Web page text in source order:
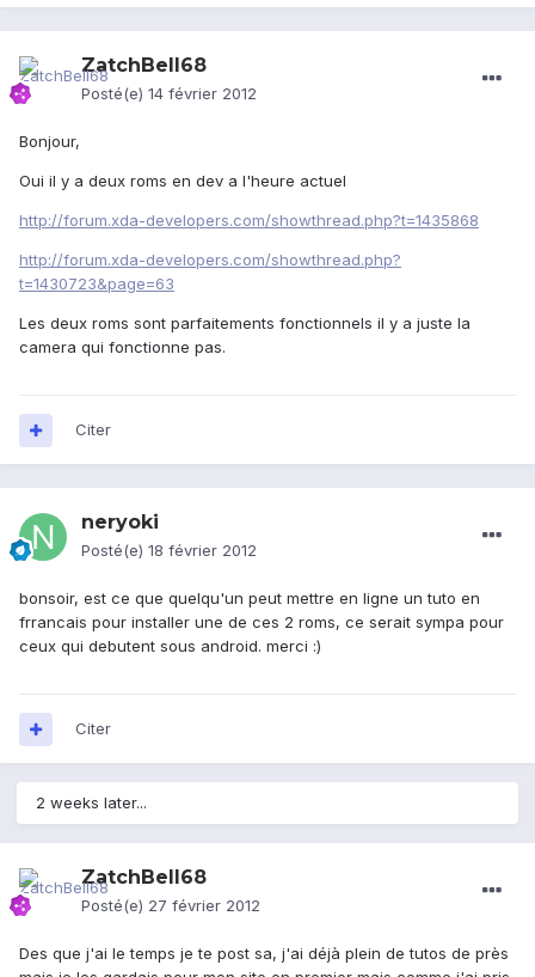
ZatchBell68
Posté(e) 14 février 2012
Bonjour,
Oui il y a deux roms en dev a l'heure actuel
http://forum.xda-developers.com/showthread.php?t=1435868
http://forum.xda-developers.com/showthread.php?
t=1430723&page=63
Les deux roms sont parfaitements fonctionnels il y a juste la
camera qui fonctionne pas.
Citer
neryoki
Posté(e) 18 février 2012
bonsoir, est ce que quelqu'un peut mettre en ligne un tuto en
frrancais pour installer une de ces 2 roms, ce serait sympa pour
ceux qui debutent sous android. merci :)
Citer
2 weeks later...
ZatchBell68
Posté(e) 27 février 2012
Des que j'ai le temps je te post sa, j'ai déjà plein de tutos de près